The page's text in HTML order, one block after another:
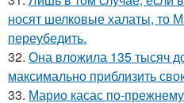
носят шелковые халаты, то
переубедить.
32. Она вложила 135 тысяч
максимально приблизить
33. Марио касас по-